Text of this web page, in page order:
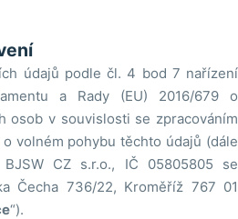
údajů podle čl. 4 bod 7 nařízení
a Rady (EU) 2016/679 o
osob v souvislosti se zpracováním
volném pohybu těchto údajů (dále
CZ s.r.o., IČ 05805805 se
Čecha 736/22, Kroměříž 767 01
“).